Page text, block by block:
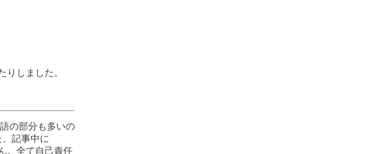
りしました。
の部分も多いの
記事中に
。全て自己責任